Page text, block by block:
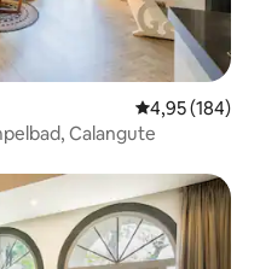
Gemiddelde
4,95 (184)
Calangute